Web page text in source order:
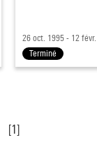
26 oct. 1995 - 12
Terminé
[1]